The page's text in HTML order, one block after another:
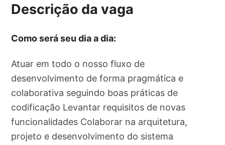
Descrição da vaga
Como será seu dia a dia:
Atuar em todo o nosso fluxo de
desenvolvimento de forma pragmática e
colaborativa seguindo boas práticas de
codificação Levantar requisitos de novas
funcionalidades Colaborar na arquitetura,
projeto e desenvolvimento do sistema